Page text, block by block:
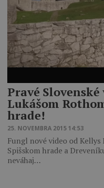
Pravé Slovenské
Lukášom
hrade!
25. NOVEMBRA 2015 14:53
Fungl nové video od Kellys
Spišskom hrade a
neváhaj…